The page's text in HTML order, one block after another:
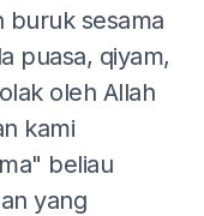
buruk sesama
puasa, qiyam,
oleh Allah
kami
beliau
yang